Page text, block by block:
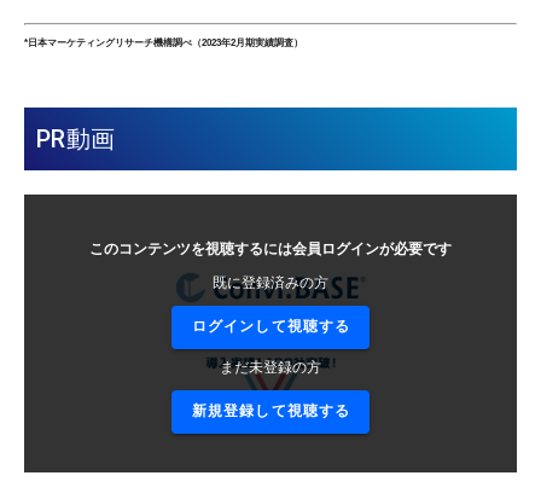
*日本マーケティングリサーチ機構調べ（2023年2月期実績調査）
PR動画
このコンテンツを視聴するには会員ログインが必要です
既に登録済みの方
ログインして視聴する
まだ未登録の方
新規登録して視聴する